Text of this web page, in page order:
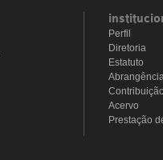
Perfil
Diretoria
Estatuto
Acervo
Prestação